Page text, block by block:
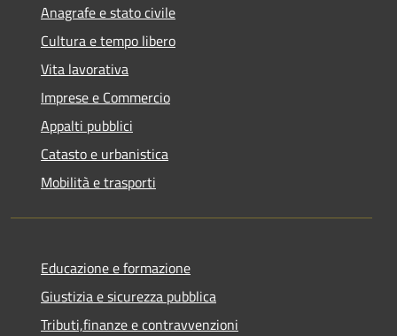
Anagrafe e stato civile
Cultura e tempo libero
Vita lavorativa
Imprese e Commercio
Appalti pubblici
Catasto e urbanistica
Mobilità e trasporti
Educazione e formazione
Giustizia e sicurezza pubblica
Tributi,finanze e contravvenzioni